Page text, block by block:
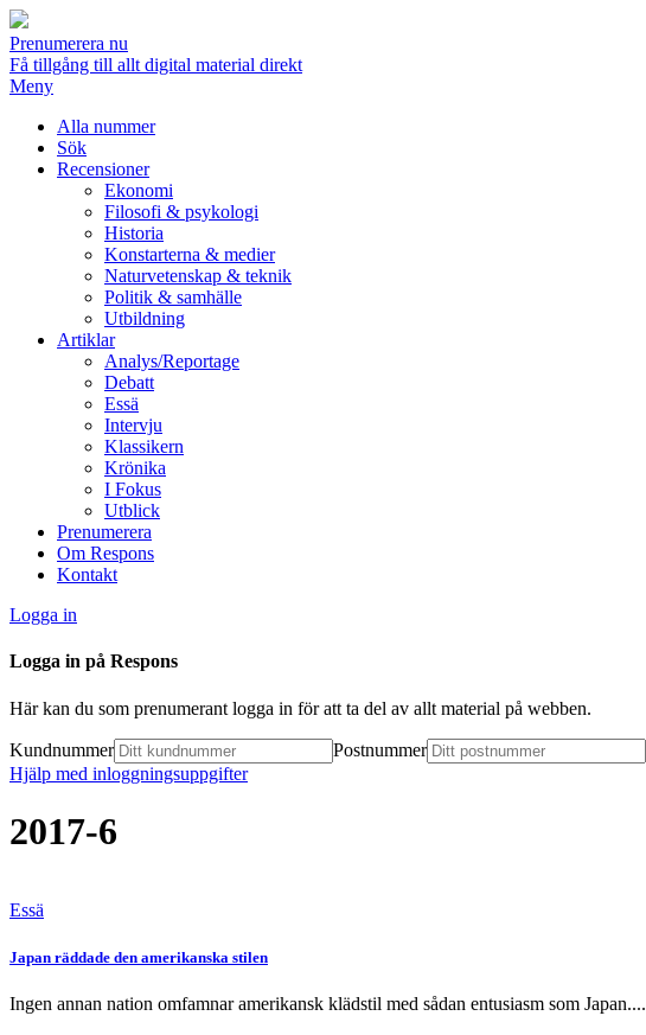
Prenumerera nu
Få tillgång till allt digital material direkt
Meny
Alla nummer
Sök
Recensioner
Ekonomi
Filosofi & psykologi
Historia
Konstarterna & medier
Naturvetenskap & teknik
Politik & samhälle
Utbildning
Artiklar
Analys/Reportage
Debatt
Essä
Intervju
Klassikern
Krönika
I Fokus
Utblick
Prenumerera
Om Respons
Kontakt
Logga in
Logga in på Respons
Här kan du som prenumerant logga in för att ta del av allt material på webben.
Kundnummer
Postnummer
Hjälp med inloggningsuppgifter
2017-6
Essä
Japan räddade den amerikanska stilen
Ingen annan nation omfamnar amerikansk klädstil med sådan entusiasm som Japan....